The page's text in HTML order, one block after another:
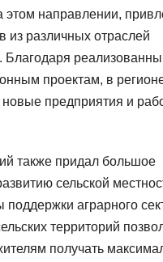
этом направлении,
из различных отраслей
Благодаря
проектам, в
новые предприятия и
также придал большое
сельской
поддержки аграрного
территорий
получать